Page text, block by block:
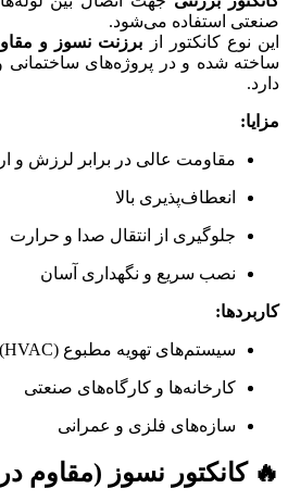
صنعتی استفاده می‌شود.
این نوع کانکتور از برزنت نسوز و
ساخته شده و در پروژه‌های ساختمانی
دارد.
مزایا:
مقاومت عالی در برابر لرزش و
انعطاف‌پذیری بالا
جلوگیری از انتقال صدا و حرارت
نصب سریع و نگهداری آسان
کاربردها:
سیستم‌های تهویه مطبوع (HVAC)
کارخانه‌ها و کارگاه‌های صنعتی
سازه‌های فلزی و عمرانی
🔥 کانکتور نسوز (مقاوم